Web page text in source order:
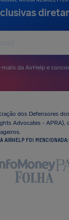
mails da AirHelp e
dos Defensores
Advocates - APRA),
A AIRHELP FOI MENCIONADA: